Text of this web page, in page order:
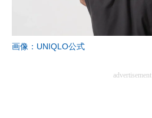
画像：UNIQLO公式
advertisement